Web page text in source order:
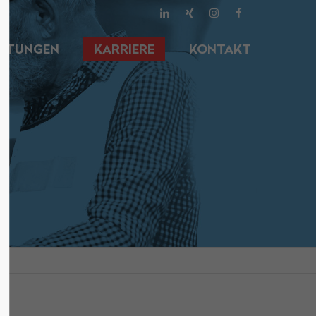
About us
Lorem ipsum dolor sit amet,
consectetuer adipiscing elit.
Aenean commodo ligula eget dolor.
Aenean massa. Cum sociis natoque
penatibus et magnis dis parturient
montes, nascetur ridiculus mus.
Donec quam felis, ultricies nec.
KARRIERE KONTAKT